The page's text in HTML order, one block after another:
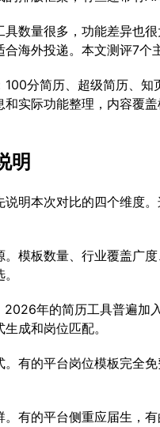
数量很多，功能差异也
合海外投递。本文测评7
100分简历、超级简历、
实际功能整理，内容覆
明
明本次对比的四个维度
模板数量、行业覆盖广
年的简历工具普遍加
成和岗位匹配。
有的平台岗位模板完全
有的平台侧重应届生，